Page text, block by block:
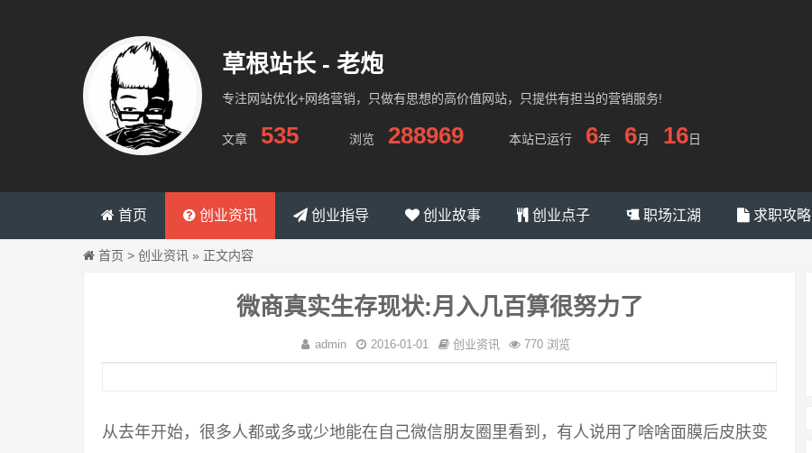
草根站长 - 老炮
专注网站优化+网络营销，只做有思想的高价值网站，只提供有担当的营销服务!
文章 535 浏览 288969 本站已运行 6年 6月 16日
首页 创业资讯 创业指导 创业故事 创业点子 职场江湖 求职攻略
首页 > 创业资讯 » 正文内容
微商真实生存现状:月入几百算很努力了
admin 2016-01-01 创业资讯 770 浏览
从去年开始，很多人都或多或少地能在自己微信朋友圈里看到，有人说用了啥啥面膜后皮肤变